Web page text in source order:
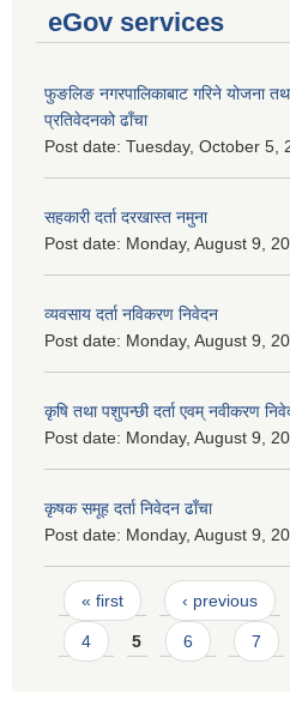
eGov services
फुङलिङ नगरपालिकाबाट गरिने योजना
प्रतिवेदनको ढाँचा
Post date: Tuesday, October 5,
सहकारी दर्ता दरखास्त नमुना
Post date: Monday, August 9,
व्यवसाय दर्ता नविकरण निवेदन
Post date: Monday, August 9,
कृषि तथा पशुपन्छी दर्ता एवम् नवीकरण
Post date: Monday, August 9,
कृषक समूह दर्ता निवेदन ढाँचा
Post date: Monday, August 9,
Pages
« first ‹ previous
4 5 6 7